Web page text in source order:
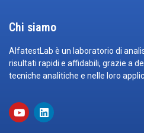
Chi siamo
AlfatestLab è un laboratorio di
risultati rapidi e affidabili, grazie a
tecniche analitiche e nelle loro